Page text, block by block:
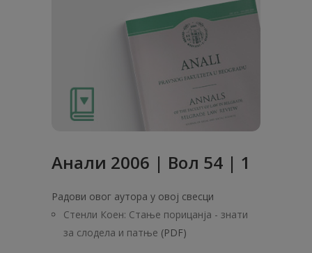
Анали 2006 | Вол 54 | 1
Радови овог аутора у овој свесци
Стенли Коен: Стање порицанја - знати
за слодела и патње (PDF)